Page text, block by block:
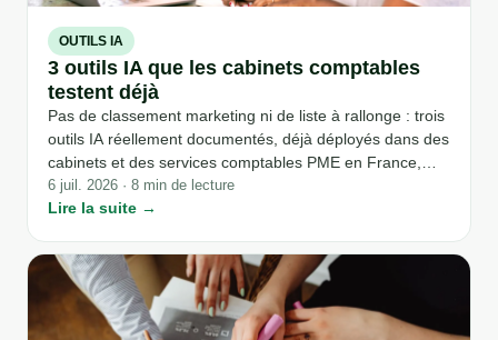
OUTILS IA
3 outils IA que les cabinets comptables
testent déjà
Pas de classement marketing ni de liste à rallonge : trois
outils IA réellement documentés, déjà déployés dans des
cabinets et des services comptables PME en France,
avec ce qu'ils font concrètement, pour qui, et à quel prix
quand l'information est publique.
6 juil. 2026 · 8 min de lecture
Lire la suite →